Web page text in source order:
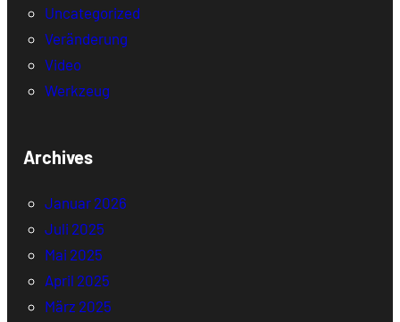
Uncategorized
Veränderung
Video
Werkzeug
Archives
Januar 2026
Juli 2025
Mai 2025
April 2025
März 2025